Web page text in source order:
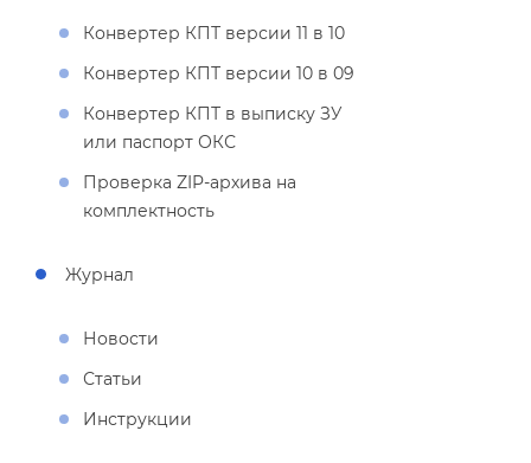
Конвертер КПТ версии 11 в 10
Конвертер КПТ версии 10 в 09
Конвертер КПТ в выписку ЗУ
или паспорт ОКС
Проверка ZIP-архива на
комплектность
Журнал
Новости
Статьи
Инструкции